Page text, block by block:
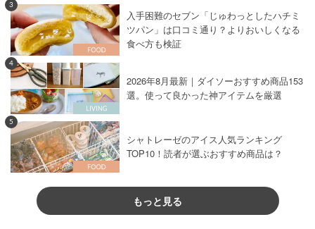
3
入手困難のセブン「じゅわっとしたハチミ
ツパン」は口コミ通り？よりおいしくなる
食べ方も検証
4
2026年8月最新｜ダイソーおすすめ商品153
選。使って良かった神アイテムを厳選
5
シャトレーゼのアイス人気ランキング
TOP10！読者が選ぶおすすめ商品は？
もっと見る